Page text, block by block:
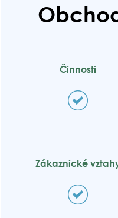
Činnosti
Zákaznické